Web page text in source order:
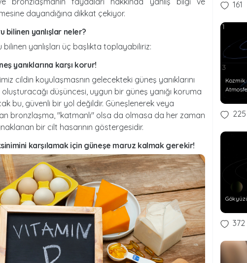
dayandığına dikkat çekiyor.
bilinen yanlışlar neler?
yanlışları üç başlıkta toplayabiliriz:
yanıklarına karşı korur!
cildin koyulaşmasnın gelecekteki güneş yanıklarını
düşüncesi, uygun bir güneş yanığı koruma
bu, güvenli bir yol değildir. Güneşlenerek veya
bronzlaşma, "katmanlı" olsa da olmasa da her zaman
bir cilt hasarının göstergesidir.
karşılamak için güneşe maruz kalmak gerekir!
161
Kozmik
225
372